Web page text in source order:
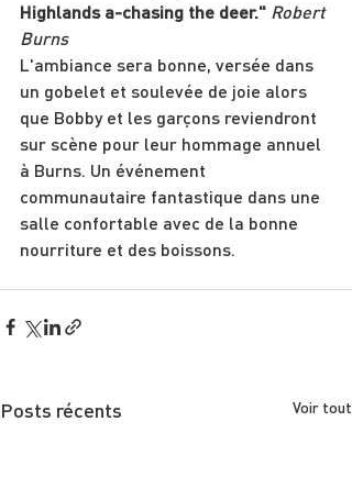
Highlands a-chasing the deer." Robert
Burns
L'ambiance sera bonne, versée dans
un gobelet et soulevée de joie alors
que Bobby et les garçons reviendront
sur scène pour leur hommage annuel
à Burns. Un événement
communautaire fantastique dans une
salle confortable avec de la bonne
nourriture et des boissons.
Posts récents Voir tout